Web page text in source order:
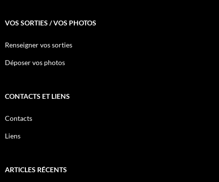
VOS SORTIES / VOS PHOTOS
Renseigner vos sorties
Déposer vos photos
CONTACTS ET LIENS
Contacts
Liens
ARTICLES RÉCENTS